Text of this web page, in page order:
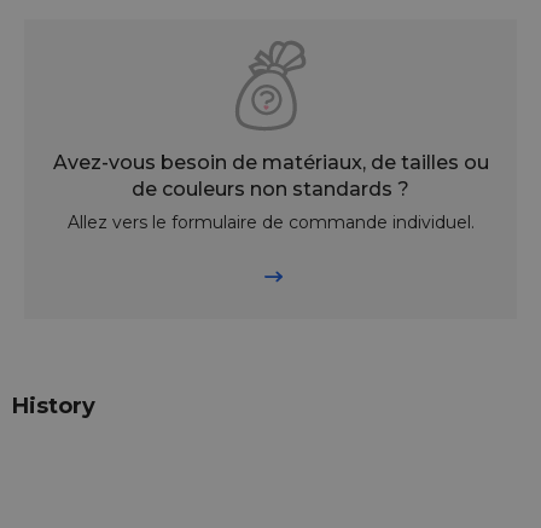
Avez-vous besoin de matériaux, de tailles ou
de couleurs non standards ?
Allez vers le formulaire de commande individuel.
History